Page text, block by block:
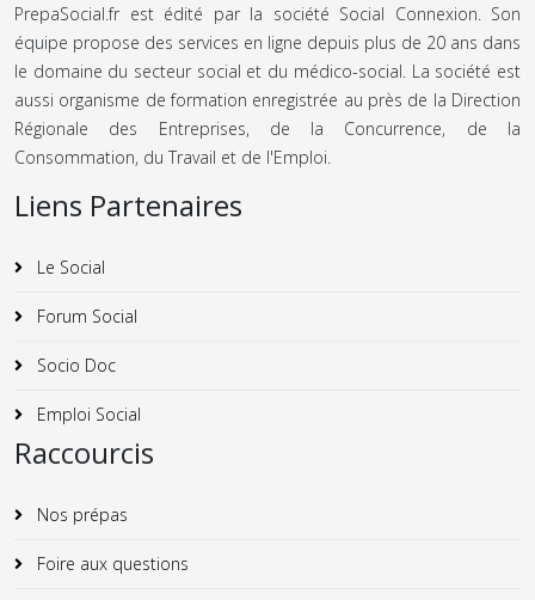
PrepaSocial.fr est édité par la société Social Connexion. Son
équipe propose des services en ligne depuis plus de 20 ans dans
le domaine du secteur social et du médico-social. La société est
aussi organisme de formation enregistrée au près de la Direction
Régionale des Entreprises, de la Concurrence, de la
Consommation, du Travail et de l'Emploi.
Liens Partenaires
Le Social
Forum Social
Socio Doc
Emploi Social
Raccourcis
Nos prépas
Foire aux questions